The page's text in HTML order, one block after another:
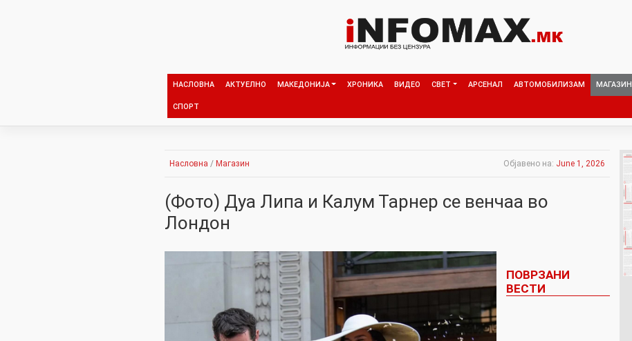
НАСЛОВНА АКТУЕЛНО МАКЕДОНИЈА ХРОНИКА ВИДЕО СВЕТ АРСЕНАЛ АВТОМОБИЛИЗАМ МАГАЗИН
СПОРТ
Насловна / Магазин Објавено на: June 1, 2026
(Фото) Дуа Липа и Калум Тарнер се венчаа во
Лондон
ПОВРЗАНИ
ВЕСТИ